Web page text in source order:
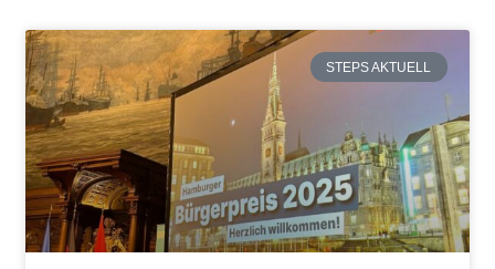
STEPS AKTUELL